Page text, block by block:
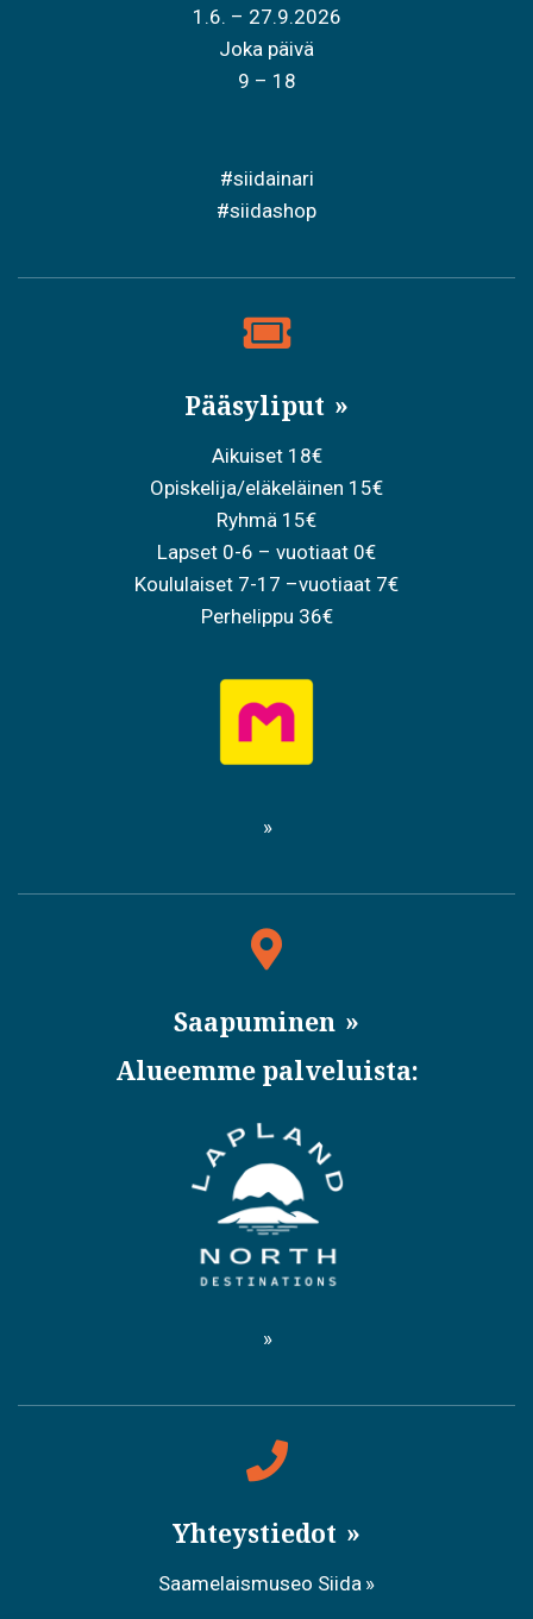
1.6. – 27.9.2026
Joka päivä
9 – 18
#siidainari
#siidashop
Pääsyliput
Aikuiset 18€
Opiskelija/eläkeläinen 15€
Ryhmä 15€
Lapset 0-6 – vuotiaat 0€
Koululaiset 7-17 –vuotiaat 7€
Perhelippu 36€
Saapuminen
Alueemme palveluista:
Yhteystiedot
Saamelaismuseo Siida